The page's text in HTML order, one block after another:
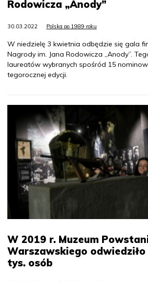
Rodowicza „Anody”
30.03.2022 Polska po 1989 roku
W niedzielę 3 kwietnia odbędzie się gala
Nagrody im. Jana Rodowicza „Anody”.
laureatów wybranych spośród 15
tegorocznej edycji.
W 2019 r. Muzeum
Warszawskiego
tys. osób